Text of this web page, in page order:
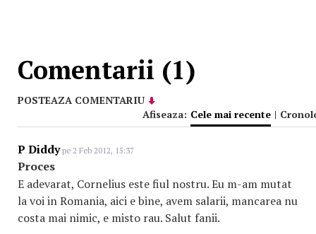
Comentarii (1)
POSTEAZA COMENTARIU
Afiseaza: Cele mai recente |
P Diddype 2 Feb 2012, 15:37
Proces
E adevarat, Cornelius este fiul nostru. Eu m-am mutat
la voi in Romania, aici e bine, avem salarii, mancarea nu
costa mai nimic, e misto rau. Salut fanii.